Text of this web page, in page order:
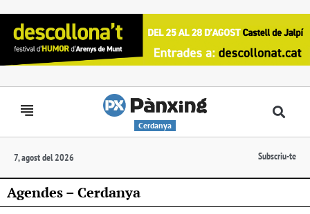
Cerdanya
7, agost del 2026 Subscriu-te
Agendes – Cerdanya